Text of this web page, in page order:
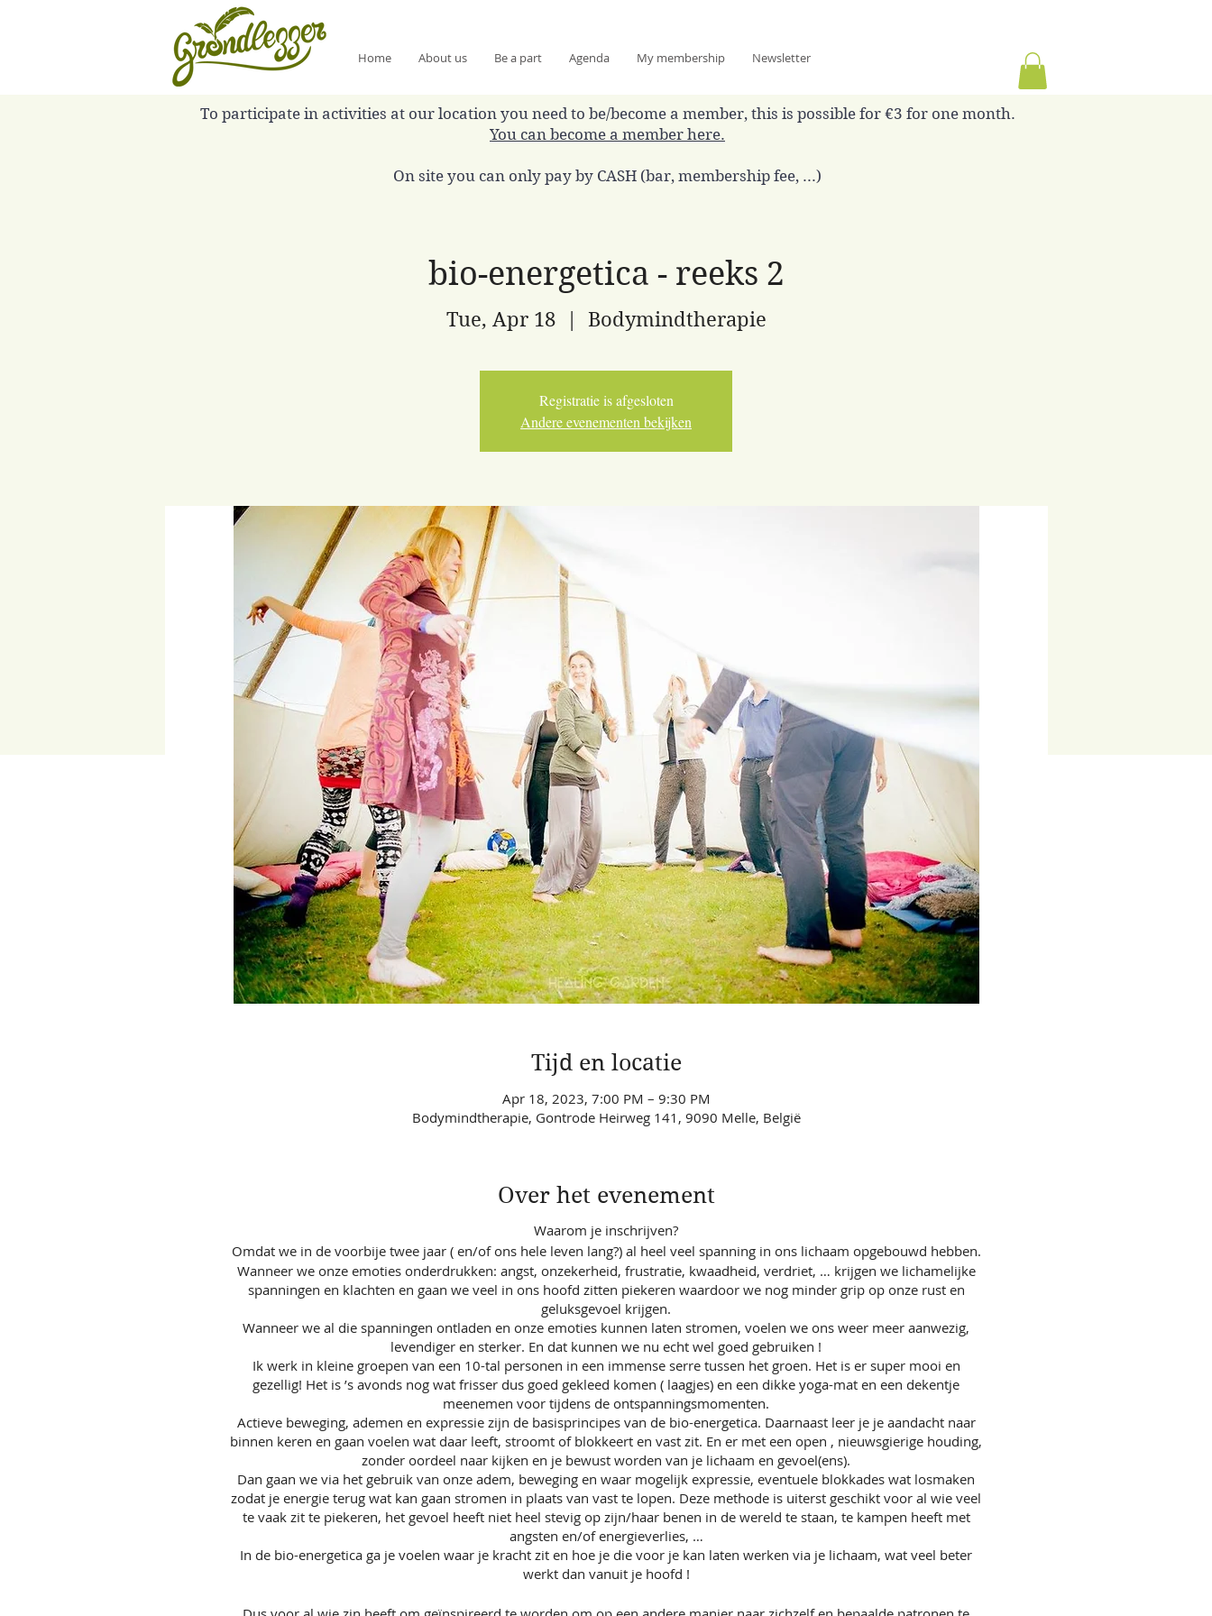
Home About us Be a part Agenda My membership Newsletter
To participate in activities at our location you need to be/become a member, this is possible for €3 for one month.
You can become a member here.
On site you can only pay by CASH (bar, membership fee, ...)
bio-energetica - reeks 2
Tue, Apr 18
  |
Bodymindtherapie
Registratie is afgesloten
Andere evenementen bekijken
Tijd en locatie
Apr 18, 2023, 7:00 PM – 9:30 PM
Bodymindtherapie, Gontrode Heirweg 141, 9090 Melle, België
Over het evenement
Waarom je inschrijven?
Omdat we in de voorbije twee jaar ( en/of ons hele leven lang?) al heel veel spanning in ons lichaam opgebouwd hebben.
Wanneer we onze emoties onderdrukken: angst, onzekerheid, frustratie, kwaadheid, verdriet, … krijgen we lichamelijke
spanningen en klachten en gaan we veel in ons hoofd zitten piekeren waardoor we nog minder grip op onze rust en
geluksgevoel krijgen.
Wanneer we al die spanningen ontladen en onze emoties kunnen laten stromen, voelen we ons weer meer aanwezig,
levendiger en sterker. En dat kunnen we nu echt wel goed gebruiken !
Ik werk in kleine groepen van een 10-tal personen in een immense serre tussen het groen. Het is er super mooi en
gezellig! Het is ’s avonds nog wat frisser dus goed gekleed komen ( laagjes) en een dikke yoga-mat en een dekentje
meenemen voor tijdens de ontspanningsmomenten.
Actieve beweging, ademen en expressie zijn de basisprincipes van de bio-energetica. Daarnaast leer je je aandacht naar
binnen keren en gaan voelen wat daar leeft, stroomt of blokkeert en vast zit. En er met een open , nieuwsgierige houding,
zonder oordeel naar kijken en je bewust worden van je lichaam en gevoel(ens).
Dan gaan we via het gebruik van onze adem, beweging en waar mogelijk expressie, eventuele blokkades wat losmaken
zodat je energie terug wat kan gaan stromen in plaats van vast te lopen. Deze methode is uiterst geschikt voor al wie veel
te vaak zit te piekeren, het gevoel heeft niet heel stevig op zijn/haar benen in de wereld te staan, te kampen heeft met
angsten en/of energieverlies, …
In de bio-energetica ga je voelen waar je kracht zit en hoe je die voor je kan laten werken via je lichaam, wat veel beter
werkt dan vanuit je hoofd !